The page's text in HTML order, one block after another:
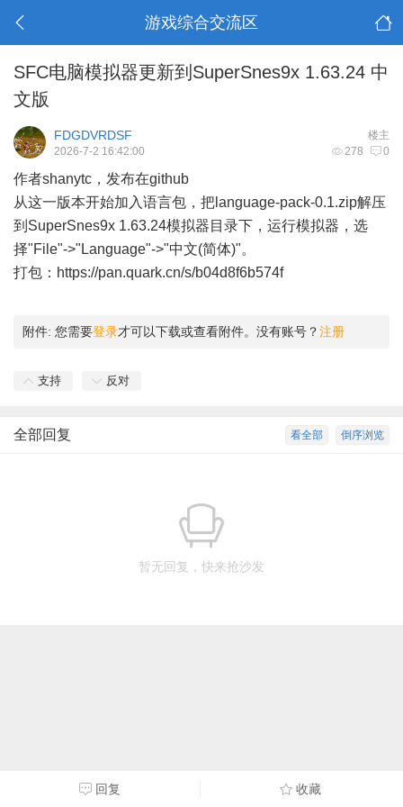
游戏综合交流区
SFC电脑模拟器更新到SuperSnes9x 1.63.24 中
文版
楼主
FDGDVRDSF
278 0
2026-7-2 16:42:00
作者shanytc，发布在github
从这一版本开始加入语言包，把language-pack-0.1.zip解压
到SuperSnes9x 1.63.24模拟器目录下，运行模拟器，选
择"File"->"Language"->"中文(简体)"。
打包： https://pan.quark.cn/s/b04d8f6b574f
附件: 您需要登录才可以下载或查看附件。没有账号？注册
支持 反对
倒序浏览
看全部
全部回复
暂无回复，快来抢沙发
回复 收藏